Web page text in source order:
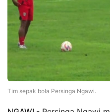
Tim sepak bola Persinga Ngawi.